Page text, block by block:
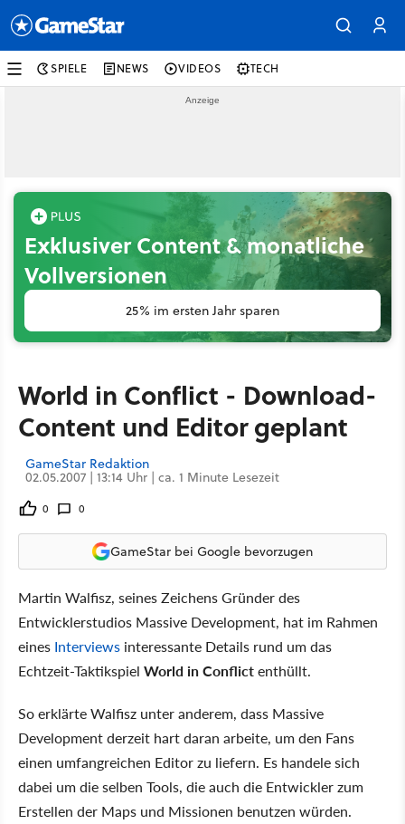
SPIELE NEWS VIDEOS TECH
Exklusiver Content & monatliche
Vollversionen
25% im ersten Jahr sparen
World in Conflict - Download-
Content und Editor geplant
GameStar Redaktion
02.05.2007 | 13:14 Uhr | ca. 1 Minute Lesezeit
0 0
GameStar bei Google bevorzugen
Martin Walfisz, seines Zeichens Gründer des
Entwicklerstudios Massive Development, hat im Rahmen
eines Interviews interessante Details rund um das
Echtzeit-Taktikspiel World in Conflictenthüllt.
So erklärte Walfisz unter anderem, dass Massive
Development derzeit hart daran arbeite, um den Fans
einen umfangreichen Editor zu liefern. Es handele sich
dabei um die selben Tools, die auch die Entwickler zum
Erstellen der Maps und Missionen benutzen würden.